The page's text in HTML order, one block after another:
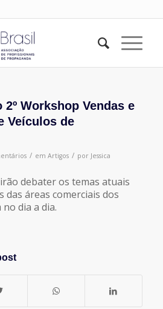
2º Workshop Vendas e
Veículos de
/ em Artigos / por Jessica
debater os temas atuais
das áreas comerciais dos
dia a dia.